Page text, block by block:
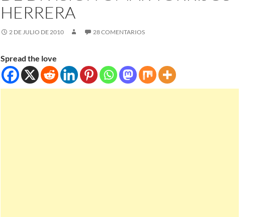
HERRERA
2 DE JULIO DE 2010 28 COMENTARIOS
Spread the love